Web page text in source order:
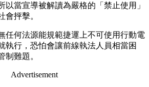
以當宣導被解讀為嚴格的「禁止使用」
會抨擊。
任何法源能規範捷運上不可使用行動電
執行，恐怕會讓前線執法人員相當困
制難題。
Advertisement